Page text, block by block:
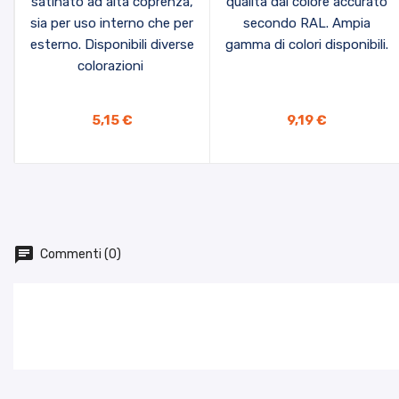
sia per uso interno che per
esterno. Disponibili diverse
colorazioni
5,15 €
secondo RAL. Ampia
gamma di colori disponibili.
9,19 €
Commenti (0)